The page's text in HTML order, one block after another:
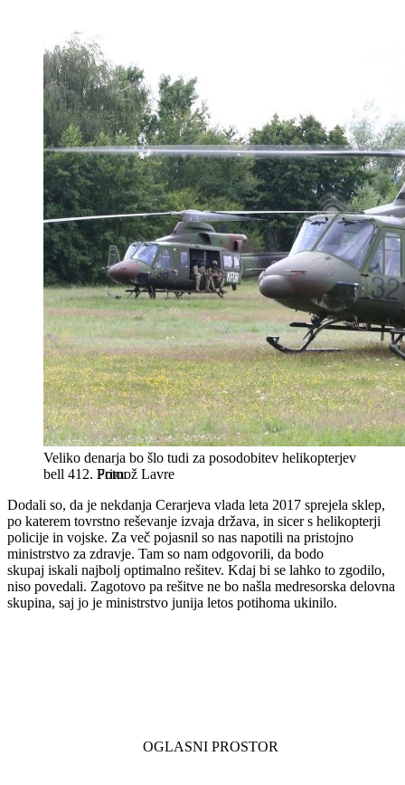
Veliko denarja bo šlo tudi za posodobitev helikopterjev
bell 412. Primož Lavre
Dodali so, da je nekdanja Cerarjeva vlada leta 2017 sprejela sklep,
po katerem tovrstno reševanje izvaja država, in sicer s helikopterji
policije in vojske. Za več pojasnil so nas napotili na pristojno
ministrstvo za zdravje. Tam so nam odgovorili, da bodo
skupaj iskali najbolj optimalno rešitev. Kdaj bi se lahko to zgodilo,
niso povedali. Zagotovo pa rešitve ne bo našla medresorska delovna
skupina, saj jo je ministrstvo junija letos potihoma ukinilo.